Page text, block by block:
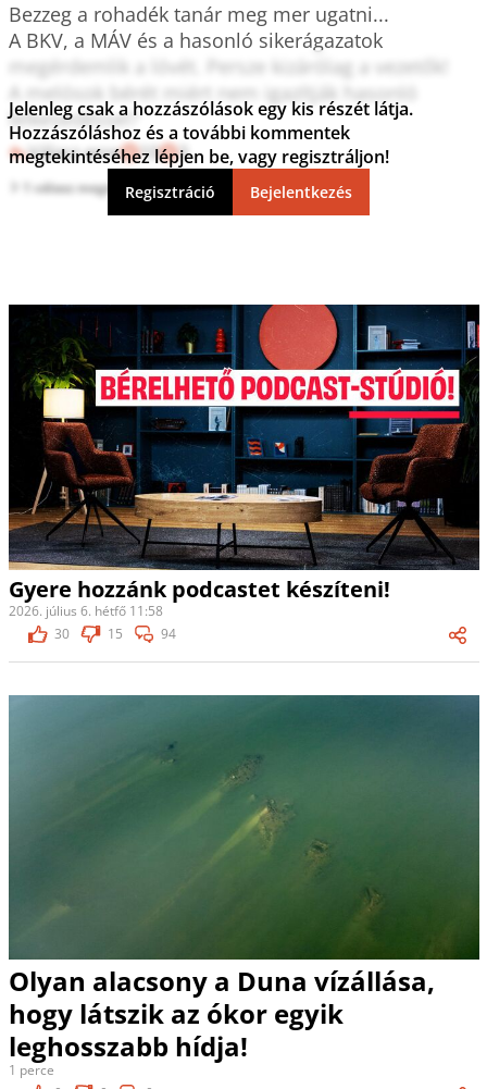
Bezzeg a rohadék tanár meg mer ugatni...
A BKV, a MÁV és a hasonló sikerágazatok
megérdemlik a lóvét. Persze kizárólag a vezetők!
A melósok bérét miért nem igazítják hasonló
lelkesedéssel?
Válasz erre 10 3
1 válasz megtekintése
Jelenleg csak a hozzászólások egy kis részét látja.
Hozzászóláshoz és a további kommentek
megtekintéséhez lépjen be, vagy regisztráljon!
Regisztráció Bejelentkezés
Gyere hozzánk podcastet készíteni!
2026. július 6. hétfő 11:58
30
15 94
Olyan alacsony a Duna vízállása,
hogy látszik az ókor egyik
leghosszabb hídja!
1 perce